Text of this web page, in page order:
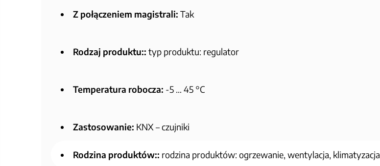
Z połączeniem magistrali: Tak
Rodzaj produktu:: typ produktu: regulator
Temperatura robocza: -5 … 45 °C
Zastosowanie: KNX – czujniki
Rodzina produktów:: rodzina produktów: ogrzewanie, wentylacja, klimatyzacja